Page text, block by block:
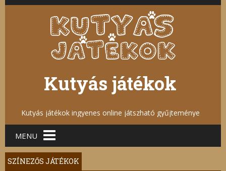
Kutyás játékok
Kutyás játékok ingyenes online játszható gyűjteménye
Main menu
MENU
SZÍNEZŐS JÁTÉKOK